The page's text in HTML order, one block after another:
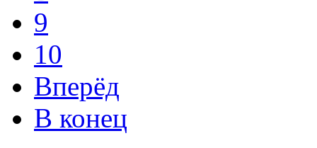
9
10
Вперёд
В конец